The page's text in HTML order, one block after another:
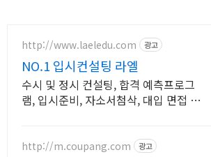
http://www.laeledu.com 광고
NO.1 입시컨설팅 라엘
수시 및 정시 컨설팅, 합격 예측프로그
램, 입시준비, 자소서첨삭, 대입 면접 준
http://m.coupang.com 광고